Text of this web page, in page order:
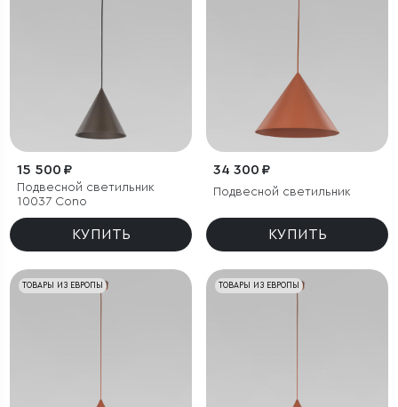
15 500 ₽
Подвесной светильник
10037 Cono
КУПИТЬ
34 300 ₽
Подвесной светильник
КУПИТЬ
ТОВАРЫ ИЗ ЕВРОПЫ ТОВАРЫ ИЗ ЕВРОПЫ